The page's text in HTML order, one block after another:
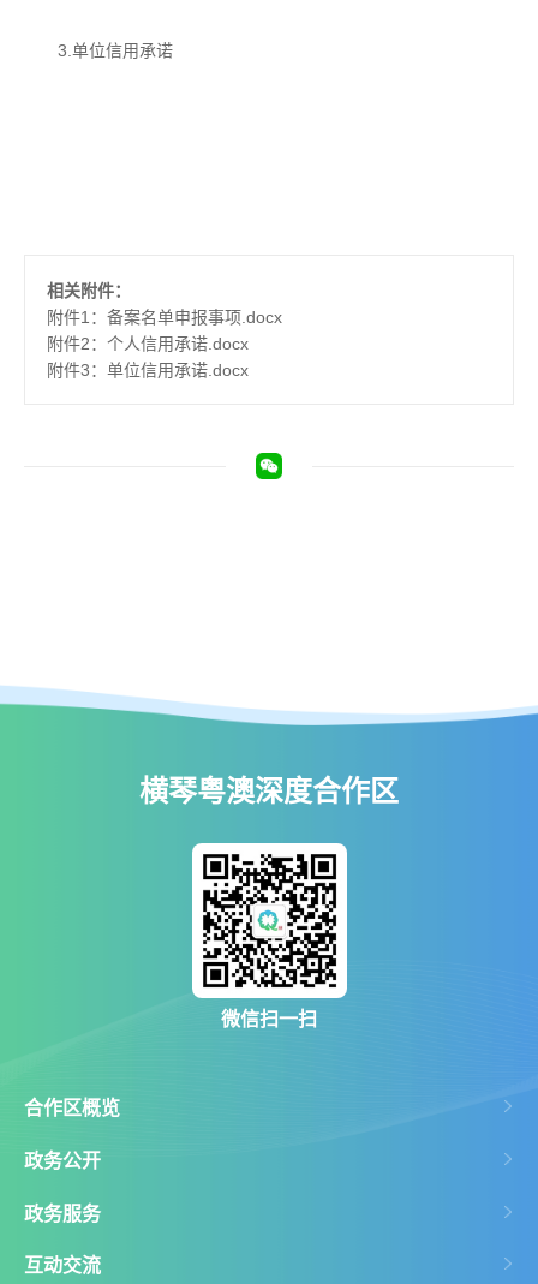
3.单位信用承诺
相关附件：
附件1：备案名单申报事项.docx
附件2：个人信用承诺.docx
附件3：单位信用承诺.docx
横琴粤澳深度合作区
微信扫一扫
合作区概览
政务公开
政务服务
互动交流